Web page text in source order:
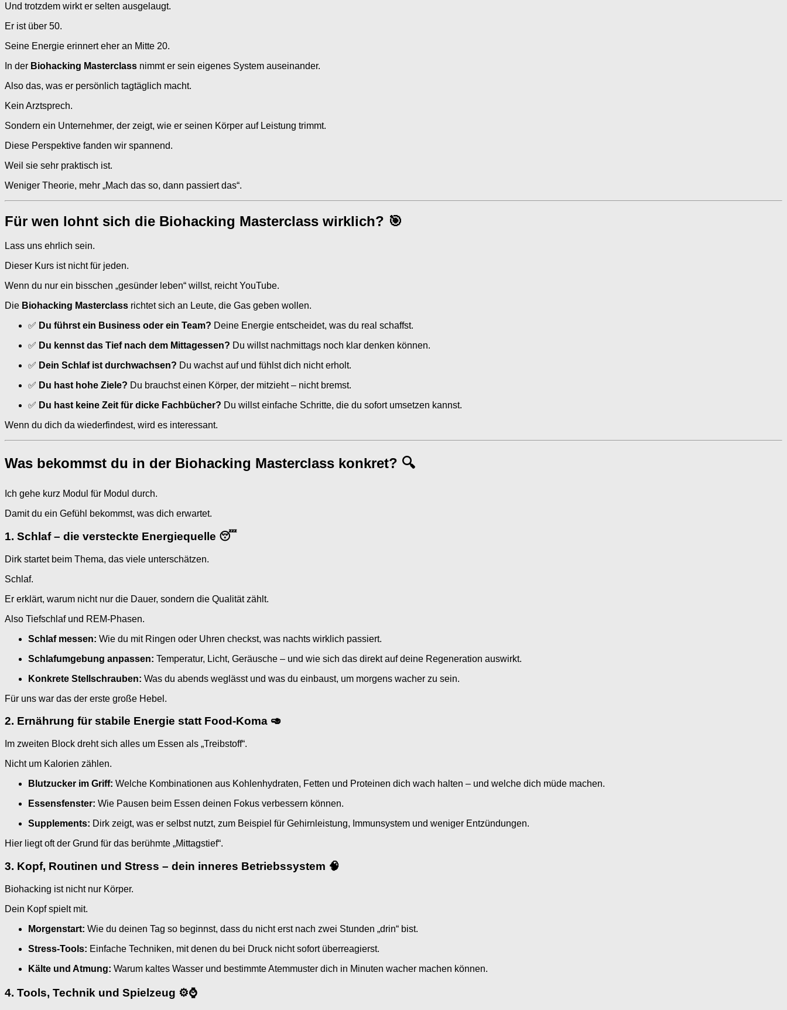
Und trotzdem wirkt er selten ausgelaugt.
Er ist über 50.
Seine Energie erinnert eher an Mitte 20.
In der Biohacking Masterclass nimmt er sein eigenes System auseinander.
Also das, was er persönlich tagtäglich macht.
Kein Arztsprech.
Sondern ein Unternehmer, der zeigt, wie er seinen Körper auf Leistung trimmt.
Diese Perspektive fanden wir spannend.
Weil sie sehr praktisch ist.
Weniger Theorie, mehr „Mach das so, dann passiert das“.
Für wen lohnt sich die Biohacking Masterclass wirklich? 🎯
Lass uns ehrlich sein.
Dieser Kurs ist nicht für jeden.
Wenn du nur ein bisschen „gesünder leben“ willst, reicht YouTube.
Die Biohacking Masterclass richtet sich an Leute, die Gas geben wollen.
✅ Du führst ein Business oder ein Team? Deine Energie entscheidet, was du real schaffst.
✅ Du kennst das Tief nach dem Mittagessen? Du willst nachmittags noch klar denken können.
✅ Dein Schlaf ist durchwachsen? Du wachst auf und fühlst dich nicht erholt.
✅ Du hast hohe Ziele? Du brauchst einen Körper, der mitzieht – nicht bremst.
✅ Du hast keine Zeit für dicke Fachbücher? Du willst einfache Schritte, die du sofort umsetzen kannst.
Wenn du dich da wiederfindest, wird es interessant.
Was bekommst du in der Biohacking Masterclass konkret? 🔍
Ich gehe kurz Modul für Modul durch.
Damit du ein Gefühl bekommst, was dich erwartet.
1. Schlaf – die versteckte Energiequelle 😴
Dirk startet beim Thema, das viele unterschätzen.
Schlaf.
Er erklärt, warum nicht nur die Dauer, sondern die Qualität zählt.
Also Tiefschlaf und REM-Phasen.
Schlaf messen: Wie du mit Ringen oder Uhren checkst, was nachts wirklich passiert.
Schlafumgebung anpassen: Temperatur, Licht, Geräusche – und wie sich das direkt auf deine Regeneration auswirkt.
Konkrete Stellschrauben: Was du abends weglässt und was du einbaust, um morgens wacher zu sein.
Für uns war das der erste große Hebel.
2. Ernährung für stabile Energie statt Food-Koma 🥑
Im zweiten Block dreht sich alles um Essen als „Treibstoff“.
Nicht um Kalorien zählen.
Blutzucker im Griff: Welche Kombinationen aus Kohlenhydraten, Fetten und Proteinen dich wach halten – und welche dich müde machen.
Essensfenster: Wie Pausen beim Essen deinen Fokus verbessern können.
Supplements: Dirk zeigt, was er selbst nutzt, zum Beispiel für Gehirnleistung, Immunsystem und weniger Entzündungen.
Hier liegt oft der Grund für das berühmte „Mittagstief“.
3. Kopf, Routinen und Stress – dein inneres Betriebssystem 🧠
Biohacking ist nicht nur Körper.
Dein Kopf spielt mit.
Morgenstart: Wie du deinen Tag so beginnst, dass du nicht erst nach zwei Stunden „drin“ bist.
Stress-Tools: Einfache Techniken, mit denen du bei Druck nicht sofort überreagierst.
Kälte und Atmung: Warum kaltes Wasser und bestimmte Atemmuster dich in Minuten wacher machen können.
4. Tools, Technik und Spielzeug ⚙️⌚